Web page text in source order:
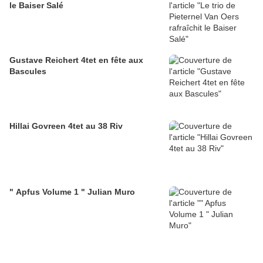
le Baiser Salé
Gustave Reichert 4tet en fête aux
Bascules
Hillai Govreen 4tet au 38 Riv
" Apfus Volume 1 " Julian Muro